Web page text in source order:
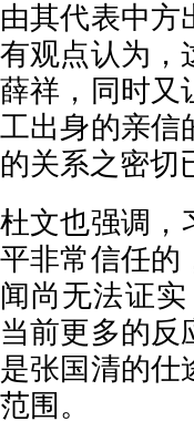
由其代表中方
有观点认为，
薛祥，同时又
工出身的亲信
的关系之密切
杜文也强调，
平非常信任的
闻尚无法证
当前更多的反
是张国清的仕
范围。